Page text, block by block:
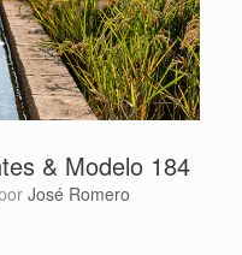
& Modelo 184
José Romero